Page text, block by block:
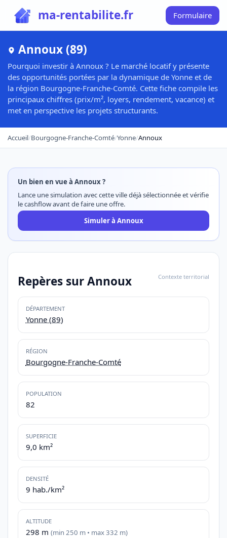
ma-rentabilite.fr Formulaire
Annoux (89)
Pourquoi investir à Annoux ? Le marché locatif y présente
des opportunités portées par la dynamique de Yonne et de
la région Bourgogne-Franche-Comté. Cette fiche compile les
principaux chiffres (prix/m², loyers, rendement, vacance) et
met en perspective les projets structurants.
Accueil/Bourgogne-Franche-Comté/Yonne/Annoux
Un bien en vue à Annoux ?
Lance une simulation avec cette ville déjà sélectionnée et vérifie
le cashflow avant de faire une offre.
Simuler à Annoux
Repères sur Annoux Contexte territorial
DÉPARTEMENT
Yonne (89)
RÉGION
Bourgogne-Franche-Comté
POPULATION
82
SUPERFICIE
9,0 km²
DENSITÉ
9 hab./km²
ALTITUDE
298 m (min 250 m • max 332 m)